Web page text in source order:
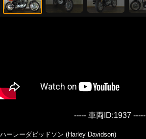
----- 車両ID:1937 -----
ハーレーダビッドソン (Harley Davidson)